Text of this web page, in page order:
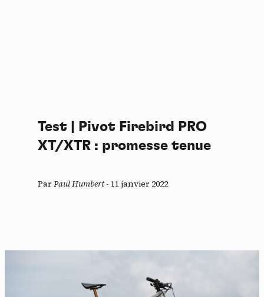
Test | Pivot Firebird PRO
XT/XTR : promesse tenue
ParPaul Humbert- 11 janvier 2022